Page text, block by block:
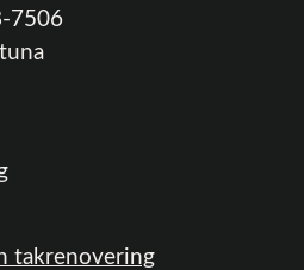
7506
takrenovering